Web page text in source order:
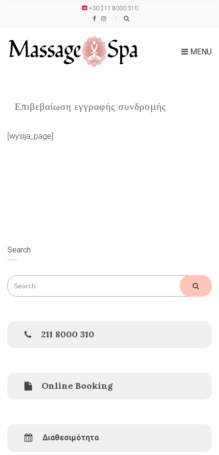
+30 211 8000 310
MENU
Επιβεβαίωση εγγραφής συνδρομής
[wysija_page]
Search
Search
for:
211 8000 310
Online Booking
Διαθεσιμότητα